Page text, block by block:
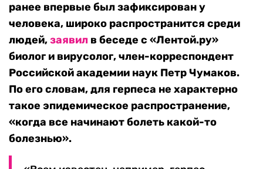
ранее впервые был зафиксирован у
человека, широко распространится среди
людей,заявил в беседе с «Лентой.ру»
биолог и вирусолог, член-корреспондент
Российской академии наук Петр Чумаков.
По его словам, для герпеса не характерно
такое эпидемическое распространение,
«когда все начинают болеть какой-то
болезнью».